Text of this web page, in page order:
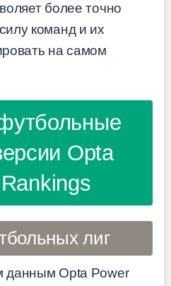
более точно
команд и их
на самом
Opta
лиг
данным Opta Power